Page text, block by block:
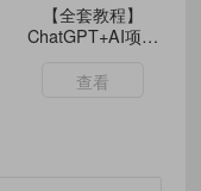
【全套教程】
ChatGPT+AI项目
能虚拟数字人
查看